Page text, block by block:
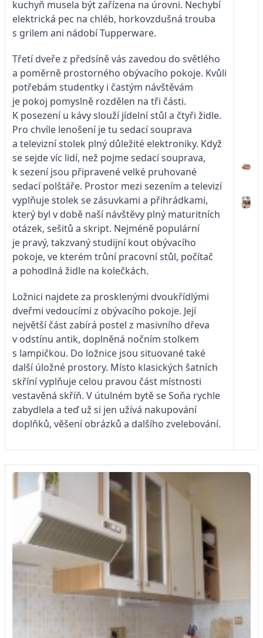
kuchyň musela být zařízena na úrovni. Nechybí
elektrická pec na chléb, horkovzdušná trouba
s grilem ani nádobí Tupperware.
Třetí dveře z předsíně vás zavedou do světlého
a poměrně prostorného obývacího pokoje. Kvůli
potřebám studentky i častým návštěvám
je pokoj pomyslně rozdělen na tři části.
K posezení u kávy slouží jídelní stůl a čtyři židle.
Pro chvíle lenošení je tu sedací souprava
a televizní stolek plný důležité elektroniky. Když
se sejde víc lidí, než pojme sedací souprava,
k sezení jsou připravené velké pruhované
sedací polštáře. Prostor mezi sezením a televizí
vyplňuje stolek se zásuvkami a přihrádkami,
který byl v době naší návštěvy plný maturitních
otázek, sešitů a skript. Nejméně populární
je pravý, takzvaný studijní kout obývacího
pokoje, ve kterém trůní pracovní stůl, počítač
a pohodlná židle na kolečkách.
Ložnici najdete za prosklenými dvoukřídlými
dveřmi vedoucími z obývacího pokoje. Její
největší část zabírá postel z masivního dřeva
v odstínu antik, doplněná nočním stolkem
s lampičkou. Do ložnice jsou situované také
další úložné prostory. Místo klasických šatních
skříní vyplňuje celou pravou část místnosti
vestavěná skříň. V útulném bytě se Soňa rychle
zabydlela a teď už si jen užívá nakupování
doplňků, věšení obrázků a dalšího zvelebování.